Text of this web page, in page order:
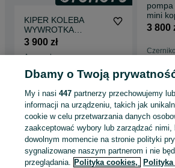
KIPER KOLEBA
WYWROTKA
SKRZYNIA
OBROTOWE
3 900 zł
Annopol
2026
mini
3 800
Strona główna Rolnictwo Części do maszyn
rolniczych - Śląskie
Części do maszyn
KATEGORIA
Dbamy o Twoją
My i nasi447 partnerzy przechowujemy
informacji na urządzeniu, takich jak
cookie w celu przetwarzania danych
zaakceptować wybory lub zarządzać
dowolnym momencie na stronie polityki
sygnalizowane naszym partnerom i nie
przeglądania. Polityka cookies,